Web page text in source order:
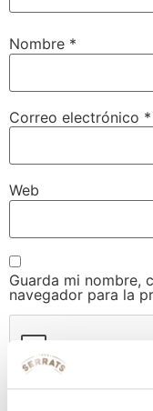
Nombre *
Correo electrónico *
Web
Guarda mi nombre,
navegador para la